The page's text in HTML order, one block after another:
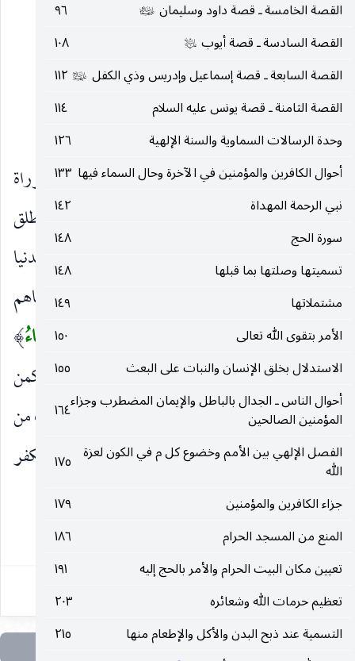
القصة الخامسة ـ قصة داود وسليمان عليهما‌السلام
٩٦
القصة السادسة ـ قصة أيوب عليه‌السلام
١٠٨
القصة السابعة ـ قصة إسماعيل وإدريس وذي الكفل عليهم‌السلام ١١٢
القصة الثامنة ـ قصة يونس عليه السلام
١١٤
وحدة الرسالات السماوية والسنة الإلهية
١٢٦
أحوال الكافرين والمؤمنين في الآخرة وحال السماء فيها ١٣٣
نبي الرحمة المهداة
١٤٢
سورة الحج
١٤٨
تسميتها وصلتها بما قبلها
١٤٨
مشتملاتها
١٤٩
الأمر بتقوى الله تعالى
١٥٠
الاستدلال بخلق الإنسان والنبات على البعث
١٥٥
أحوال الناس ـ الجدال بالباطل والإيمان المضطرب وجزاء
المؤمنين الصالحين
١٦٤
الفصل الإلهي بين الأمم وخضوع كل م في الكون لعزة
الله
١٧٥
جزاء الكافرين والمؤمنين
١٧٩
المنع من المسجد الحرام
١٨٦
تعيين مكان البيت الحرام والأمر بالحج إليه
١٩١
تعظيم حرمات الله وشعائره
٢٠٣
التسمية عند ذبح البدن والأكل والإطعام منها
٢١٥
البلاغة :
( أَفَلا تَعْقِلُونَ)؟ إنكار توبيخي.
المفردات اللغوية :
(أَهْلَ الذِّكْرِ)هم هنا أهل الكتاب العلماء بالتوراة
والإنجيل (جَسَداً
الجسد هو الجسم ، إلا أنه لا يطلق
على غير الإنسان خالِدِينَ باقين دائمين في الحياة الدنيا
(صَدَقْناهُمُ الْوَعْدَ
أي نصرناهم على أعدائهم وأنجيناهم
، والمراد : صدقناهم في الوعد
فَأَنْجَيْناهُمْ وَمَنْ نَشاءُ)
يعني المؤمنين المصدقين لهم ، ومن في إبقائه حكمة كمن
سيؤمن هو أو أحد من ذريته ، ولذلك حمى الله العرب من
عذاب الاستئصال(وَأَهْلَكْنَا الْمُسْرِفِينَ)في الكفر
والمعاصي ، المكذبين.